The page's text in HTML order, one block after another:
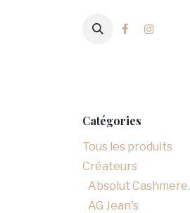
Catégories
Tous les produits
Créateurs
Absolut Cashmere.
AG Jean's